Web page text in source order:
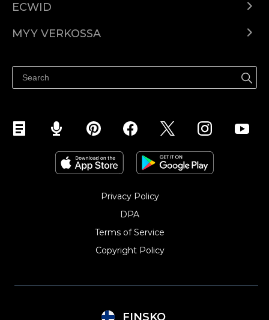
ECWID
Hinnoittelu
MYY VERKOSSA
Myy Facebookissa
Myy Instagramissa
Privacy Policy
DPA
Terms of Service
Copyright Policy‎
FINSKO